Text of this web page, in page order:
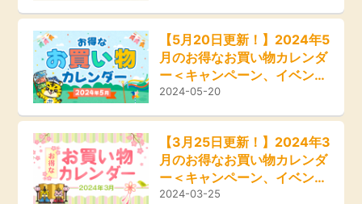
【5月20日更新！】2024年5
月のお得なお買い物カレンダ
ー＜キャンペーン、イベン
ト、セール情報＞
2024-05-20
【3月25日更新！】2024年3
月のお得なお買い物カレンダ
ー＜キャンペーン、イベン
ト、セール情報＞
2024-03-25